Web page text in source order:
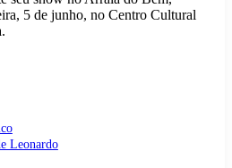
5 de junho, no Centro Cultural
Leonardo